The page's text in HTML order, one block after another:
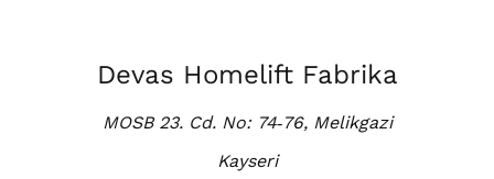
Devas Homelift Fabrika
MOSB 23. Cd. No: 74‑76, Melikgazi
Kayseri